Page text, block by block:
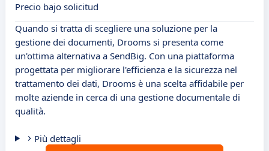
Precio bajo solicitud
Quando si tratta di scegliere una soluzione per la
gestione dei documenti, Drooms si presenta come
un'ottima alternativa a SendBig. Con una piattaforma
progettata per migliorare l'efficienza e la sicurezza nel
trattamento dei dati, Drooms è una scelta affidabile per
molte aziende in cerca di una gestione documentale di
qualità.
Più dettagli